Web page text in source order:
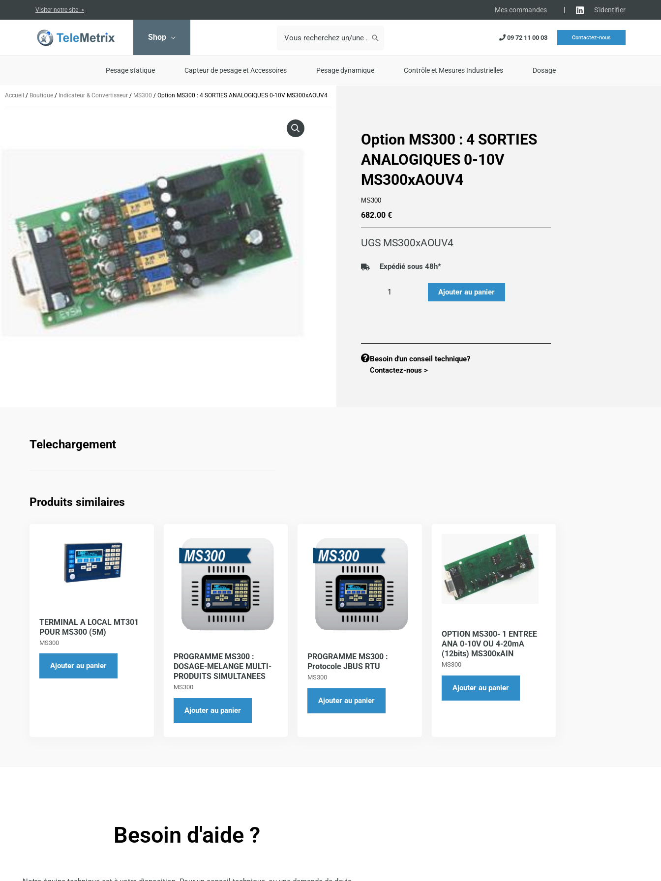
au
Visiter notre site > Mes commandes | S'identifier
Shop
for:
09 72 11 00 03 Contactez-nous
Pesage statique Capteur de pesage et Accessoires Pesage dynamique Contrôle et Mesures Industrielles Dosage
Accueil / Boutique / Indicateur & Convertisseur / MS300 / Option MS300 : 4 SORTIES ANALOGIQUES 0-10V MS300xAOUV4
Option MS300 : 4 SORTIES
ANALOGIQUES 0-10V
MS300xAOUV4
MS300
682.00 €
UGS MS300xAOUV4
Expédié sous 48h*
:
4
SORTIES
Ajouter au panier
Besoin d'un conseil technique?
Contactez-nous >
Telechargement
Produits similaires
TERMINAL A LOCAL MT301
POUR MS300 (5M)
MS300
Ajouter au panier
PROGRAMME MS300 :
DOSAGE-MELANGE MULTI-
PRODUITS SIMULTANEES
MS300
Ajouter au panier
PROGRAMME MS300 :
Protocole JBUS RTU
MS300
Ajouter au panier
OPTION MS300- 1 ENTREE
ANA 0-10V OU 4-20mA
(12bits) MS300xAIN
MS300
Ajouter au panier
Besoin d'aide ?